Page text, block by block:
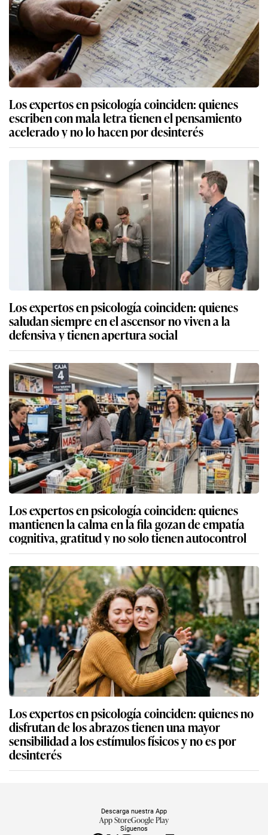
Los expertos en psicología coinciden: quienes
escriben con mala letra tienen el pensamiento
acelerado y no lo hacen por desinterés
Los expertos en psicología coinciden: quienes
saludan siempre en el ascensor no viven a la
defensiva y tienen apertura social
Los expertos en psicología coinciden: quienes
mantienen la calma en la fila gozan de empatía
cognitiva, gratitud y no solo tienen autocontrol
Los expertos en psicología coinciden: quienes no
disfrutan de los abrazos tienen una mayor
sensibilidad a los estímulos físicos y no es por
desinterés
Síguenos
Descarga nuestra App
App StoreGoogle Play